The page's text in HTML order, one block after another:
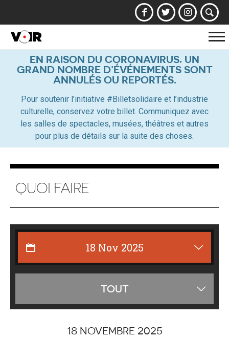
la
EN RAISON DU CORONAVIRUS, UN
GRAND NOMBRE D’ÉVÉNEMENTS SONT
ANNULÉS OU REPORTÉS.
Pour soutenir l’initiative #Billetsolidaire et l’industrie
culturelle, conservez votre billet. Communiquez avec
les salles de spectacles, musées, théâtres et autres
pour plus de détails sur la suite des choses.
QUOI FAIRE
TOUT
les
18 NOVEMBRE 2025